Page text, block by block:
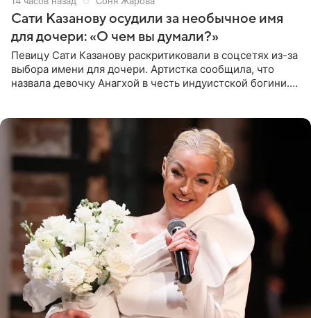
Сати Казанову осудили за необычное имя
для дочери: «О чем вы думали?»
Певицу Сати Казанову раскритиковали в соцсетях из-за
выбора имени для дочери. Артистка сообщила, что
назвала девочку Анагхой в честь индуистской богини.